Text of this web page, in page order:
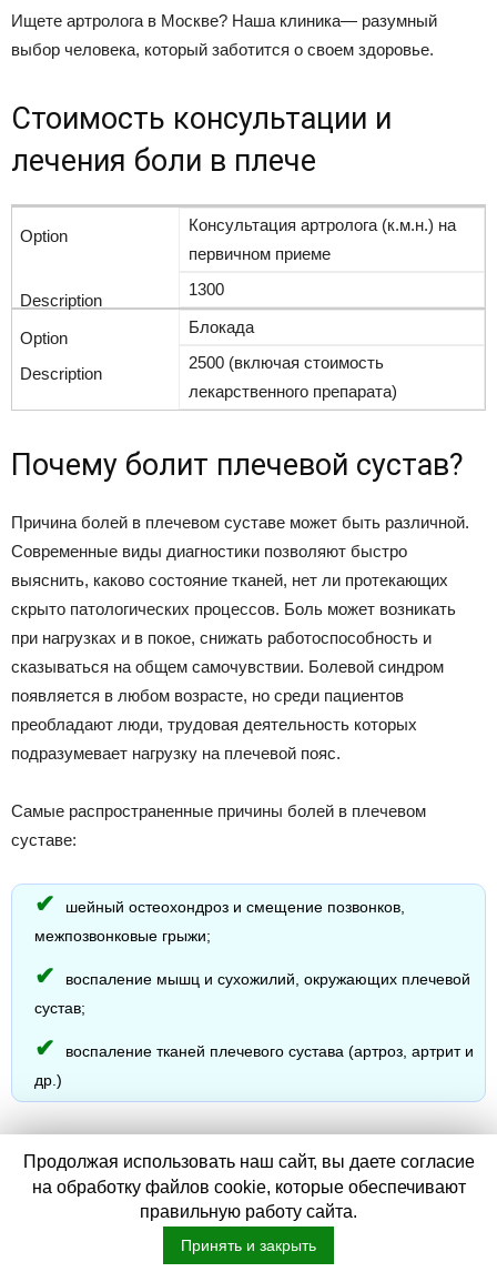
Ищете артролога в Москве? Наша клиника— разумный
выбор человека, который заботится о своем здоровье.
Стоимость консультации и
лечения боли в плече
Консультация артролога (к.м.н.) на
первичном приеме
1300
Блокада
2500 (включая стоимость
лекарственного препарата)
Почему болит плечевой сустав?
Причина болей в плечевом суставе может быть различной.
Современные виды диагностики позволяют быстро
выяснить, каково состояние тканей, нет ли протекающих
скрыто патологических процессов. Боль может возникать
при нагрузках и в покое, снижать работоспособность и
сказываться на общем самочувствии. Болевой синдром
появляется в любом возрасте, но среди пациентов
преобладают люди, трудовая деятельность которых
подразумевает нагрузку на плечевой пояс.
Самые распространенные причины болей в плечевом
суставе:
шейный остеохондроз и смещение позвонков,
межпозвонковые грыжи;
воспаление мышц и сухожилий, окружающих плечевой
сустав;
воспаление тканей плечевого сустава (артроз, артрит и
др.)
той или иной степени он есть почти у всех взрослых людей.
В патологический процесс вовлекаются корешки
спинномозговых нервов, переходящих в плечевое сплетение.
Боль в плече, вызванная остеохондрозом, обычно не
Продолжая использовать наш сайт, вы даете согласие
на обработку файлов cookie, которые обеспечивают
правильную работу сайта.
Принять и закрыть